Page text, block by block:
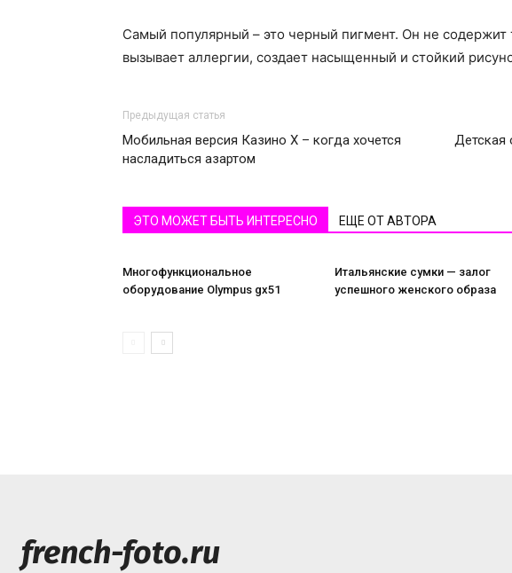
Самый популярный – это черный пигмент. Он не содержит
вызывает аллергии, создает насыщенный и стойкий
Предыдущая статья
Мобильная версия Казино X – когда хочется
насладиться азартом
Детская
ЭТО МОЖЕТ БЫТЬ ИНТЕРЕСНО ЕЩЕ ОТ АВТОРА
Многофункциональное
оборудование Olympus gx51
Итальянские сумки — залог
успешного женского образа
french-foto.ru